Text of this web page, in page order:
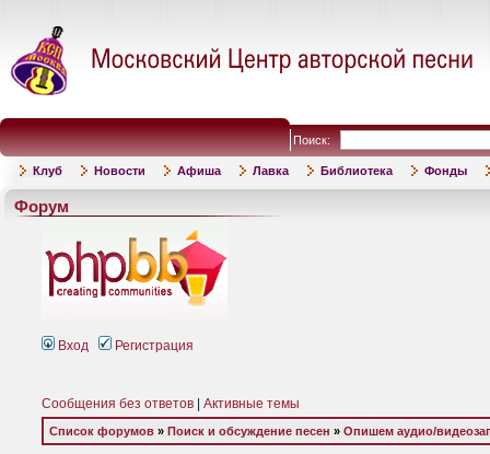
Поиск:
Клуб Новости Афиша Лавка Библиотека Фонды
Форум
Вход Регистрация
Сообщения без ответов Активные темы
Список форумов » Поиск и обсуждение песен » Опишем аудио/